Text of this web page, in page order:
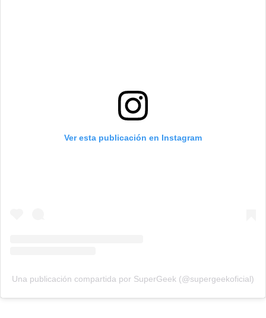
Ver esta publicación en Instagram
Una publicación compartida por SuperGeek (@supergeekoficial)